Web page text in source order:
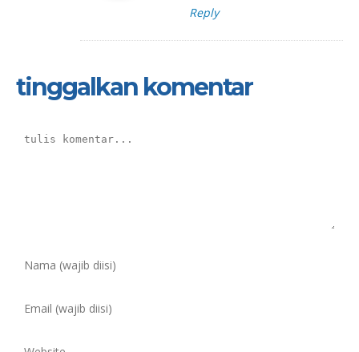
Reply
tinggalkan komentar